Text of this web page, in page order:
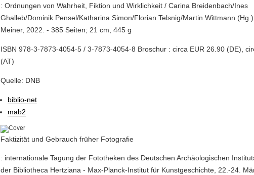
: Ordnungen von Wahrheit, Fiktion und Wirklichkeit / Carina Breidenbach/Ines
Ghalleb/Dominik Pensel/Katharina Simon/Florian Telsnig/Martin Wittmann
Meiner, 2022. - 385 Seiten; 21 cm, 445 g
ISBN 978-3-7873-4054-5 / 3-7873-4054-8 Broschur : circa EUR 26.90 (DE),
(AT)
Quelle: DNB
biblio-net
mab2
Faktizität und Gebrauch früher Fotografie
: internationale Tagung der Fototheken des Deutschen Archäologischen
der Bibliotheca Hertziana - Max-Planck-Institut für Kunstgeschichte, 22.-24.